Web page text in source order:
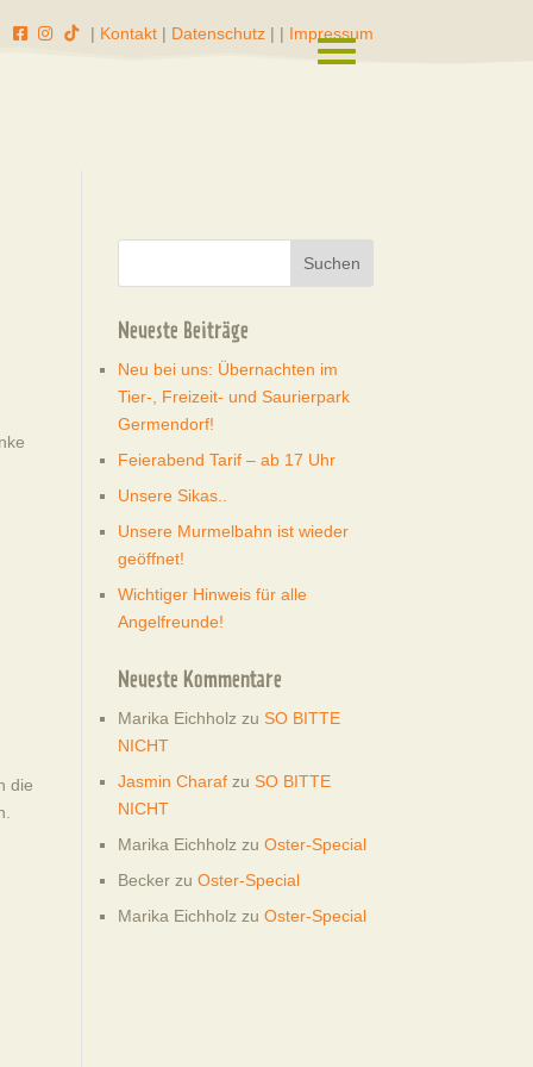
| Kontakt | Datenschutz| | Impressum
die
Neueste Beiträge
Neu bei uns: Übernachten im
Tier-, Freizeit- und Saurierpark
Germendorf!
Feierabend Tarif – ab 17 Uhr
Unsere Sikas..
Unsere Murmelbahn ist wieder
geöffnet!
Wichtiger Hinweis für alle
Angelfreunde!
Neueste Kommentare
Marika Eichholz zu SO BITTE
NICHT
Jasmin Charafzu SO BITTE
NICHT
Marika Eichholz zu Oster-Special
Beckerzu Oster-Special
Marika Eichholz zu Oster-Special